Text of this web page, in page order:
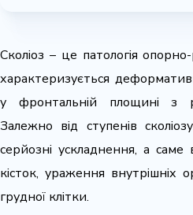
Сколіоз – це патологія
характеризується
у фронтальній площині з
Залежно від ступенів
серйозні ускладнення, а
кісток, ураження внутрішніх
грудної клітки.